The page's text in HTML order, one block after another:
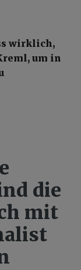
wirklich,
um in
die
mit